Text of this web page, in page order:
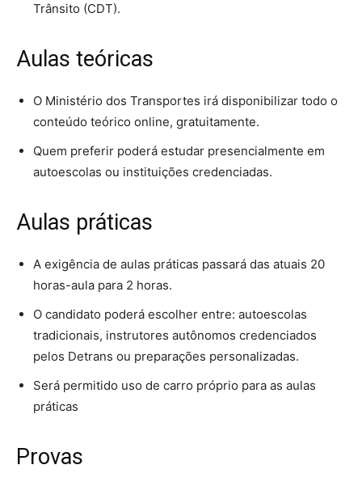
Trânsito (CDT).
Aulas teóricas
O Ministério dos Transportes irá disponibilizar todo o
conteúdo teórico online, gratuitamente.
Quem preferir poderá estudar presencialmente em
autoescolas ou instituições credenciadas.
Aulas práticas
A exigência de aulas práticas passará das atuais 20
horas-aula para 2 horas.
O candidato poderá escolher entre: autoescolas
tradicionais, instrutores autônomos credenciados
pelos Detrans ou preparações personalizadas.
Será permitido uso de carro próprio para as aulas
práticas
Provas